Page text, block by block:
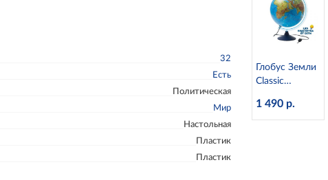
32
Есть
Политическая
Мир
Настольная
Пластик
Пластик
Глобус Земли
Classic
политический
с подсветкой
1 490 р.